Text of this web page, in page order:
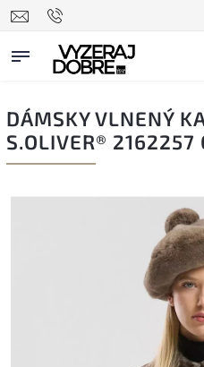
DÁMSKY VLNENÝ
S.OLIVER® 2162257